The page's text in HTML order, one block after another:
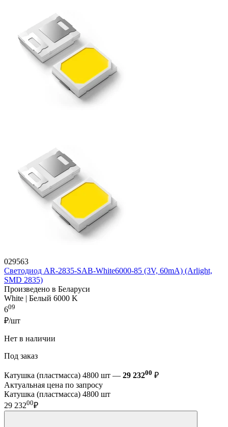
029563
Светодиод AR-2835-SAB-White6000-85 (3V, 60mA) (Arlight,
SMD 2835)
Произведено в Беларуси
White | Белый 6000 K
609
₽/шт
Нет в наличии
Под заказ
Катушка (пластмасса) 4800 шт — 29 23200 ₽
Актуальная цена по запросу
Катушка (пластмасса) 4800 шт
29 23200₽